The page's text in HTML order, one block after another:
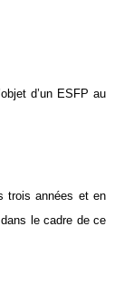
d’un ESFP au
trois années et en
le cadre de ce